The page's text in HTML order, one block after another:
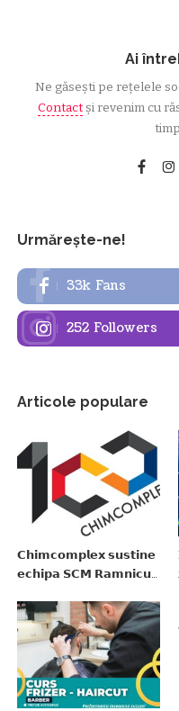
Ai
Ne găsești pe rețelele
Contactși revenim cu
Urmărește-ne!
33k Fans
252 Followers
Articole populare
𝗖𝗵𝗶𝗺𝗰𝗼𝗺𝗽𝗹𝗲𝘅 𝘀𝘂𝘀𝘁𝗶𝗻𝗲
𝗲𝗰𝗵𝗶𝗽𝗮 𝗦𝗖𝗠 𝗥𝗮𝗺𝗻𝗶𝗰𝘂
𝗽𝗮𝗿𝘁𝗲𝗻𝗲𝗿 𝗳𝗶𝗻𝗮𝗻𝘁𝗮𝘁𝗼𝗿